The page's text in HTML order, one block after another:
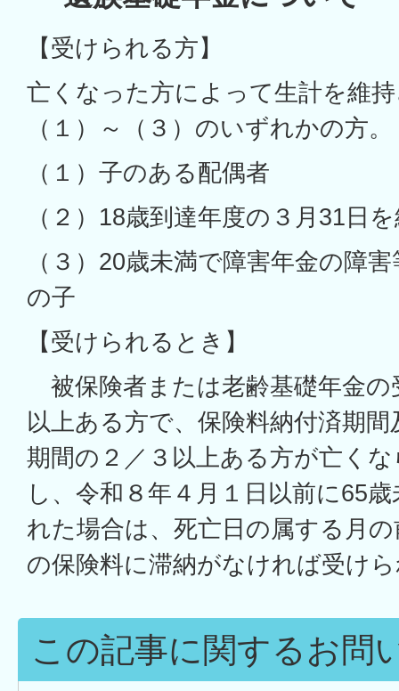
【受けられる方】
亡くなった方によって生計を維
（１）～（３）のいずれかの方。
（１）子のある配偶者
（２）18歳到達年度の３月31日
（３）20歳未満で障害年金の障
の子
【受けられるとき】
被保険者または老齢基礎年金の
以上ある方で、保険料納付済期
期間の２／３以上ある方が亡く
し、令和８年４月１日以前に65
れた場合は、死亡日の属する月
の保険料に滞納がなければ受け
この記事に関するお問